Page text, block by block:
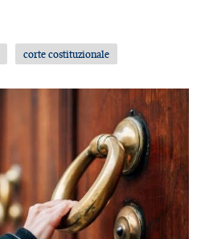
corte costituzionale